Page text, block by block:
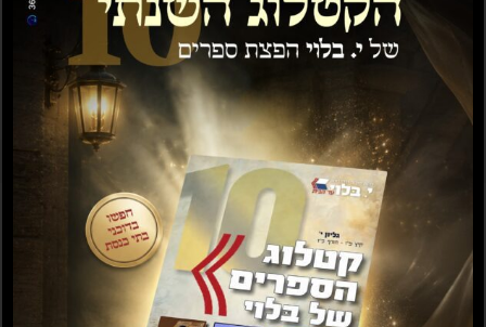
תשועה ברוב יועץ
₪35.00 ₪ 15.00
תשובה מאת הרב ראובן
לויכטר שליטא
30.00